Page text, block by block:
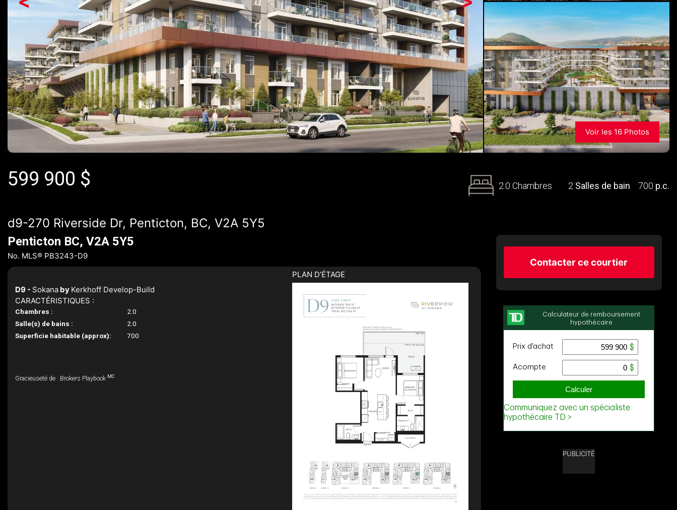
Voir les 16 Photos
599 900 $ 2.0 Chambres 2 Salles de bain 700 p.c.
d9-270 Riverside Dr, Penticton, BC, V2A 5Y5
Penticton BC, V2A 5Y5
No. MLS® PB3243-D9
D9 - Sokana by Kerkhoff Develop-Build
CARACTÉRISTIQUES :
Chambres :
2.0
Salle(s) de bains :
2.0
Superficie habitable (approx):
700
Gracieuseté de : Brokers Playbook MC
PLAN D’ÉTAGE
Contacter ce courtier
PUBLICITÉ